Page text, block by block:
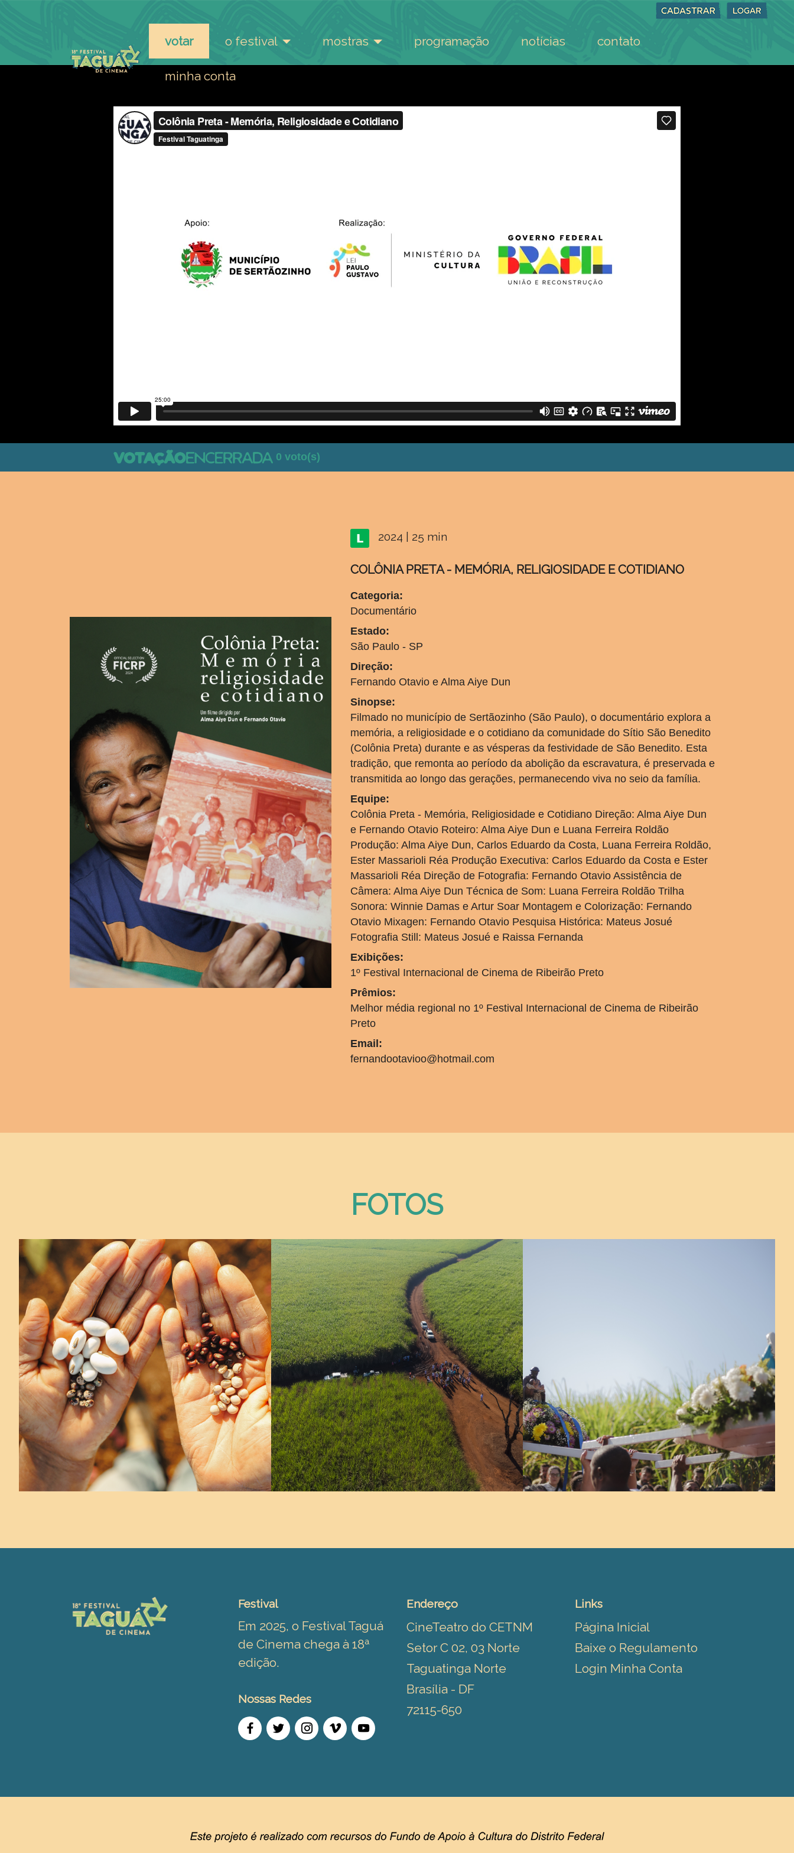
votar o festival mostras programação notícias contato
minha conta
0 voto(s)
2024 | 25 min
COLÔNIA PRETA - MEMÓRIA, RELIGIOSIDADE E COTIDIANO
Categoria:
Documentário
Estado:
São Paulo - SP
Direção:
Fernando Otavio e Alma Aiye Dun
Sinopse:
Filmado no município de Sertãozinho (São Paulo), o documentário explora a
memória, a religiosidade e o cotidiano da comunidade do Sítio São Benedito
(Colônia Preta) durante e as vésperas da festividade de São Benedito. Esta
tradição, que remonta ao período da abolição da escravatura, é preservada e
transmitida ao longo das gerações, permanecendo viva no seio da família.
Equipe:
Colônia Preta - Memória, Religiosidade e Cotidiano Direção: Alma Aiye Dun
e Fernando Otavio Roteiro: Alma Aiye Dun e Luana Ferreira Roldão
Produção: Alma Aiye Dun, Carlos Eduardo da Costa, Luana Ferreira Roldão,
Ester Massarioli Réa Produção Executiva: Carlos Eduardo da Costa e Ester
Massarioli Réa Direção de Fotografia: Fernando Otavio Assistência de
Câmera: Alma Aiye Dun Técnica de Som: Luana Ferreira Roldão Trilha
Sonora: Winnie Damas e Artur Soar Montagem e Colorização: Fernando
Otavio Mixagen: Fernando Otavio Pesquisa Histórica: Mateus Josué
Fotografia Still: Mateus Josué e Raissa Fernanda
Exibições:
1º Festival Internacional de Cinema de Ribeirão Preto
Prêmios:
Melhor média regional no 1º Festival Internacional de Cinema de Ribeirão
Preto
Email:
fernandootavioo@hotmail.com
FOTOS
Festival
Em 2025, o Festival Taguá
de Cinema chega à 18ª
edição.
Nossas Redes
Endereço
CineTeatro do CETNM
Setor C 02, 03 Norte
Taguatinga Norte
Brasília - DF
72115-650
Links
Página Inicial
Baixe o Regulamento
Login Minha Conta